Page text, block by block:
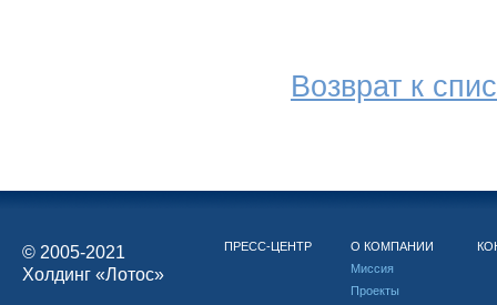
Возврат к
© 2005-2021
Холдинг «Лотос»
ПРЕСС-ЦЕНТР
О КОМПАНИИ
Миссия
Проекты